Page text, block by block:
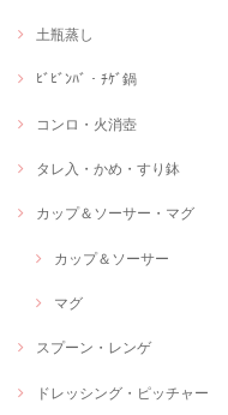
土瓶蒸し
ﾋﾞﾋﾞﾝﾊﾞ・ﾁｹﾞ鍋
コンロ・火消壺
タレ入・かめ・すり鉢
カップ＆ソーサー・マグ
カップ＆ソーサー
マグ
スプーン・レンゲ
ドレッシング・ピッチャー